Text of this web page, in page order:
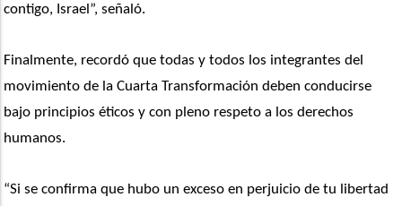
contigo, Israel”, señaló.
Finalmente, recordó que todas y todos los integrantes del
movimiento de la Cuarta Transformación deben conducirse
bajo principios éticos y con pleno respeto a los derechos
humanos.
“Si se confirma que hubo un exceso en perjuicio de tu libertad